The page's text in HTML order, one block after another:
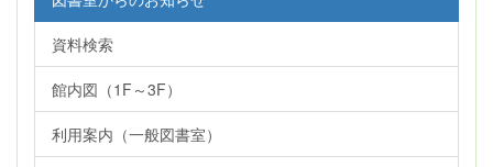
資料検索
館内図（1F～3F）
利用案内（一般図書室）